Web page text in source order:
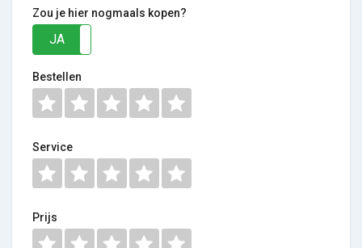
Zou je hier nogmaals kopen?
JA
Bestellen
Service
Prijs